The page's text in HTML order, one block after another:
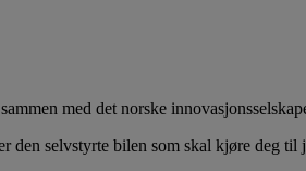
med det norske
selvstyrte bilen som skal kjøre deg